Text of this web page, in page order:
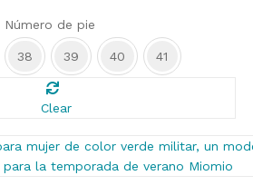
Número de pie
38 39 40 41
Clear